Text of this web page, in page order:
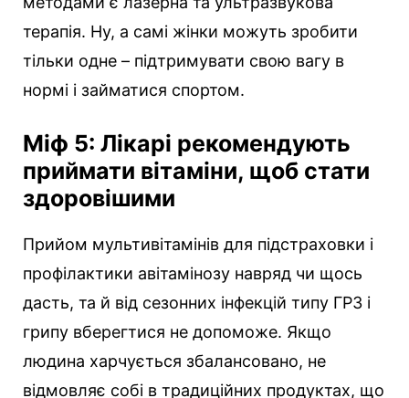
терапія. Ну, а самі жінки можуть зробити
тільки одне – підтримувати свою вагу в
нормі і займатися спортом.
Міф 5: Лікарі рекомендують
приймати вітаміни, щоб стати
здоровішими
Прийом мультивітамінів для підстраховки і
профілактики авітамінозу навряд чи щось
дасть, та й від сезонних інфекцій типу ГРЗ і
грипу вберегтися не допоможе. Якщо
людина харчується збалансовано, не
відмовляє собі в традиційних продуктах, що